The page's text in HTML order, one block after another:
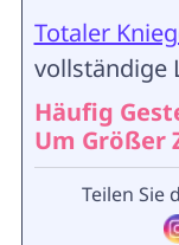
Totaler
vollständige
Häufig
Um Größer
Teilen Sie